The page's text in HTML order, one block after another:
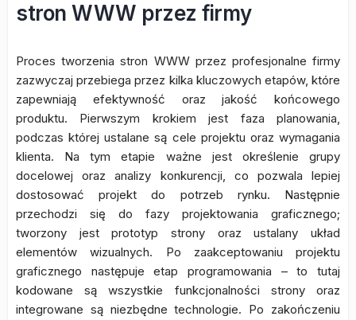
stron WWW przez firmy
Proces tworzenia stron WWW przez profesjonalne firmy
zazwyczaj przebiega przez kilka kluczowych etapów, które
zapewniają efektywność oraz jakość końcowego
produktu. Pierwszym krokiem jest faza planowania,
podczas której ustalane są cele projektu oraz wymagania
klienta. Na tym etapie ważne jest określenie grupy
docelowej oraz analizy konkurencji, co pozwala lepiej
dostosować projekt do potrzeb rynku. Następnie
przechodzi się do fazy projektowania graficznego;
tworzony jest prototyp strony oraz ustalany układ
elementów wizualnych. Po zaakceptowaniu projektu
graficznego następuje etap programowania – to tutaj
kodowane są wszystkie funkcjonalności strony oraz
integrowane są niezbędne technologie. Po zakończeniu